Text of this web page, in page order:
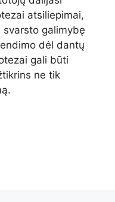
atsiliepimai,
galimybę
dėl dantų
gali būti
ne tik